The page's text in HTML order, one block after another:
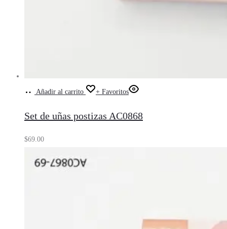
Añadir al carrito + Favoritos
Set de uñas postizas AC0868
$69.00